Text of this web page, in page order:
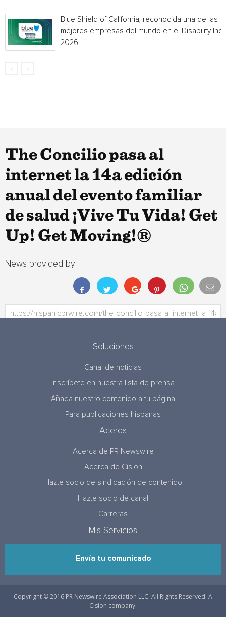
Blue Shield of California, reconocida una de las
mejores empresas del mundo en el Disability
2026
The Concilio pasa al
internet la 14a edición
anual del evento familiar
de salud ¡Vive Tu Vida! Get
Up! Get Moving!®
News provided by:
Soluciones
Canal de noticias
Inscríbete en nuestra lista de prensa
¡Añada nuestro contenido a tu página!
Para publicaciones hispanas
Acerca
Acerca de PR Newswire
Acerca de Cision
Hazte socio de sindicación de contenido
Hazte socio de canal
Carreras
Mis Servicios
Envía tu comunicado
Copyright © 2016 PR Newswire Association LLC. All Rights Reserved. A
Cision company.